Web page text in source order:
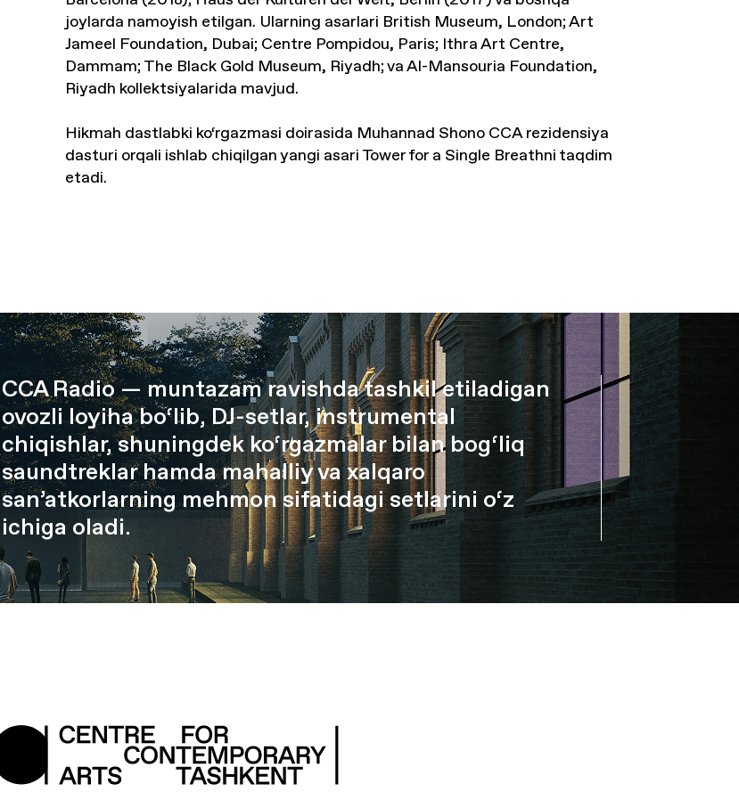
joylarda namoyish etilgan. Ularning asarlari British Museum, London; Art
Jameel Foundation, Dubai; Centre Pompidou, Paris; Ithra Art Centre,
Dammam; The Black Gold Museum, Riyadh; va Al-Mansouria Foundation,
Riyadh kollektsiyalarida mavjud.
Hikmah dastlabki ko‘rgazmasi doirasida Muhannad Shono CCA rezidensiya
dasturi orqali ishlab chiqilgan yangi asari Tower for a Single Breathni taqdim
etadi.
CCA Radio — muntazam ravishda tashkil etiladigan
ovozli loyiha bo‘lib, DJ-setlar, instrumental
chiqishlar, shuningdek ko‘rgazmalar bilan bog‘liq
saundtreklar hamda mahalliy va xalqaro
san’atkorlarning mehmon sifatidagi setlarini o‘z
ichiga oladi.